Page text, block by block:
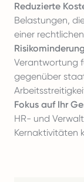
Reduzierte
Belastungen,
einer
Verantwortung
gegenüber
Fokus auf Ihr
HR- und
Kernaktivitäten